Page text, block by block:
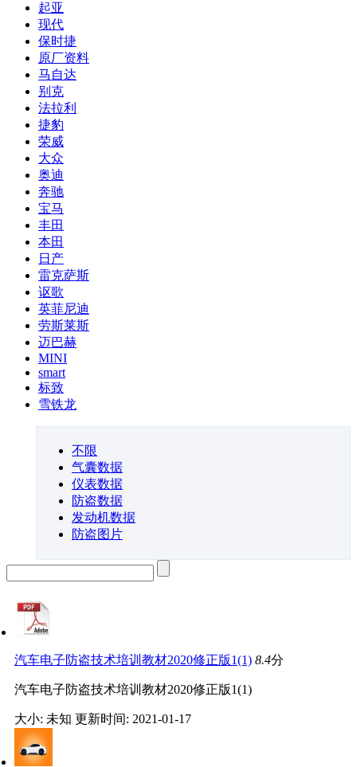
起亚
现代
保时捷
原厂资料
马自达
别克
法拉利
捷豹
荣威
大众
奥迪
奔驰
宝马
丰田
本田
日产
雷克萨斯
讴歌
英菲尼迪
劳斯莱斯
迈巴赫
MINI
smart
标致
雪铁龙
不限
气囊数据
仪表数据
防盗数据
发动机数据
防盗图片
汽车电子防盗技术培训教材2020修正版1(1) 8.4分
汽车电子防盗技术培训教材2020修正版1(1)
大小: 未知 更新时间: 2021-01-17